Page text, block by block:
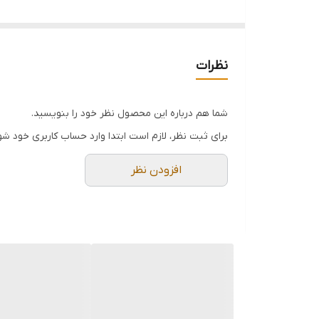
عزیزان چون کارها سفارشی ساخته میشوند و‌قرار است یک‌کار بسیار تمیز و‌با کیفیت
نظرات
شما هم درباره این محصول نظر خود را بنویسید.
برای ثبت نظر، لازم است ابتدا وارد حساب کاربری خود
افزودن نظر